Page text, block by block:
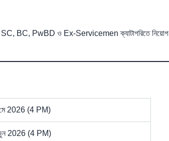
SC, BC, PwBD ও Ex-Servicemen ক্যাটাগরিতে নিয়োগ
2026 (4 PM)
2026 (4 PM)